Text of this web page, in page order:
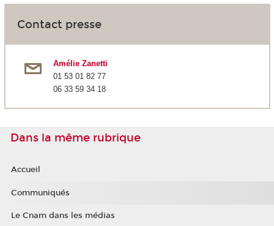
Contact presse
Amélie Zanetti
01 53 01 82 77
06 33 59 34 18
Dans la même rubrique
Accueil
Communiqués
Le Cnam dans les médias